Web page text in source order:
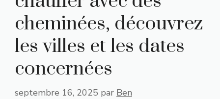
cheminées, découvrez
les villes et les dates
concernées
septembre 16, 2025 par Ben